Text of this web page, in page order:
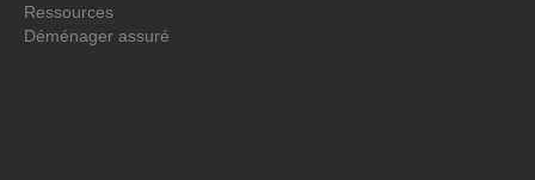
Ressources
Déménager assuré